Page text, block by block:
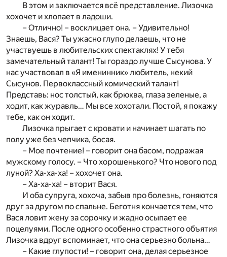
В этом и заключается всё представление. Лизочка
хохочет и хлопает в ладоши.
– Отлично! – восклицает она. – Удивительно!
Знаешь, Вася? Ты ужасно глупо делаешь, что не
участвуешь в любительских спектаклях! У тебя
замечательный талант! Ты гораздо лучше Сысунова. У
нас участвовал в «Я именинник» любитель, некий
Сысунов. Первоклассный комический талант!
Представь: нос толстый, как брюква, глаза зеленые, а
ходит, как журавль… Мы все хохотали. Постой, я покажу
тебе, как он ходит.
Лизочка прыгает с кровати и начинает шагать по
полу уже без чепчика, босая.
– Мое почтение! – говорит она басом, подражая
мужскому голосу. – Что хорошенького? Что нового под
луной? Ха-ха-ха! – хохочет она.
– Ха-ха-ха! – вторит Вася.
И оба супруга, хохоча, забыв про болезнь, гоняются
друг за другом по спальне. Беготня кончается тем, что
Вася ловит жену за сорочку и жадно осыпает ее
поцелуями. После одного особенно страстного объятия
Лизочка вдруг вспоминает, что она серьезно больна…
– Какие глупости! – говорит она, делая серьезное